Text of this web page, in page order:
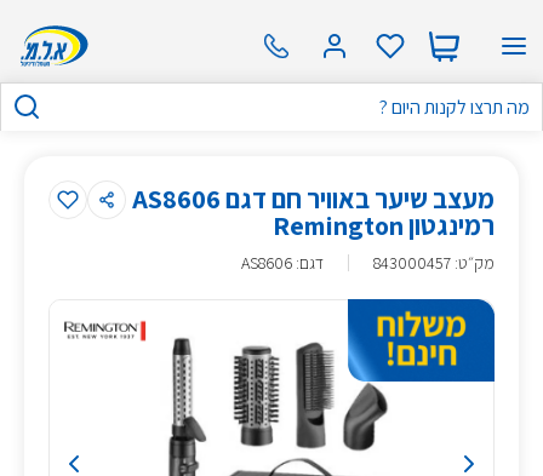
מעצב שיער באוויר חם דגם AS8606
רמינגטון Remington
מק״ט:
843000457 דגם: AS8606